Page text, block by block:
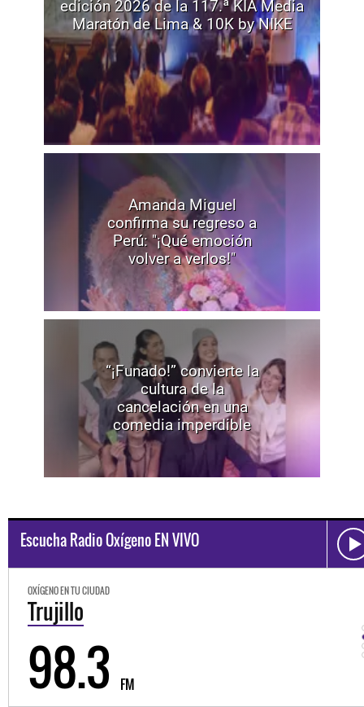
edición 2026 de la 117.ª KIA Media
Maratón de Lima & 10K by NIKE
Amanda Miguel
confirma su regreso a
Perú: "¡Qué emoción
volver a verlos!"
“¡Funado!” convierte la
cultura de la
cancelación en una
comedia imperdible
Escucha Radio Oxígeno EN VIVO
OXÍGENO EN TU CIUDAD
Trujillo
98.3 FM